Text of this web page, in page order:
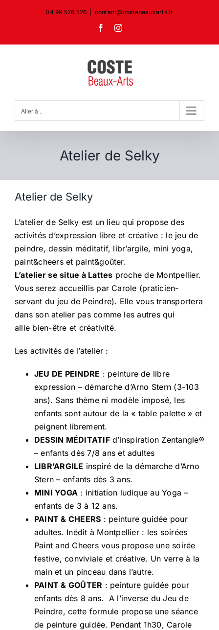
04 99 526 526 contact@costebeauxarts.fr
FacebookInstagram
Aller à...
Atelier de Selky
Atelier de Selky
L’atelier de Selky est un lieu qui propose des
activités d’expression libre et créative : le jeu de
peindre, dessin méditatif, libr’argile, mini yoga,
paint&cheers et paint&goûter.
L’atelier se situe à Lattes proche de Montpellier.
Vous serez accueillis par Carole (praticien-
servant du jeu de Peindre). Elle vous transportera
dans son atelier pas comme les autres qui
allie bien-être et créativité.
Les activités de l’atelier :
JEU DE PEINDRE : peinture de libre
expression – démarche d’Arno Stern (3-103
ans). Sans thème ni modèle imposé, les
enfants sont autour de la « table palette » et
peignent librement.
DESSIN MÉDITATIFd’inspiration Zentangle®
– enfants dès 7/8 ans et adultes
LIBR’ARGILE inspiré de la démarche d’Arno
Stern – enfants dès 3 ans.
MINI YOGA : initiation ludique au Yoga –
enfants de 3 à 12 ans.
PAINT & CHEERS : peinture guidée pour
adultes. Inédit à Montpellier : les soirées
Paint and Cheers vous propose une soirée
festive, conviviale et créative. Un verre à la
main et un pinceau dans l’autre.
PAINT & GOÛTER : peinture guidée pour
enfants dès 8 ans. A l’inverse du Jeu de
Peindre, cette formule propose une séance
de peinture guidée. Pendant 1h30, Carole